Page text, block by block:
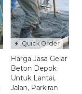
Quick Order
Harga Jasa Gelar
Beton Depok
Untuk Lantai,
Jalan, Parkiran